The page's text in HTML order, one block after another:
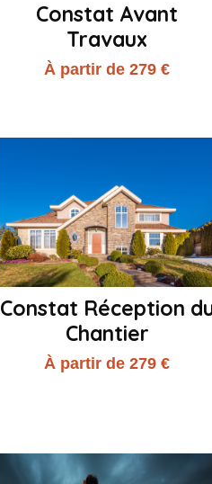
Constat Avant
Travaux
À partir de 279 €
Constat Réception
Chantier
À partir de 279 €